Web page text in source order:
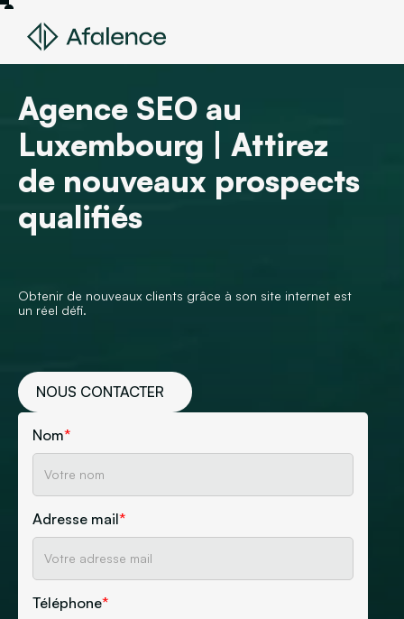
Agence SEO au
Luxembourg | Attirez
de nouveaux prospects
qualifiés
Obtenir de nouveaux clients grâce à son site internet est
un réel défi.
NOUS CONTACTER
Nom*
Adresse mail*
Téléphone*